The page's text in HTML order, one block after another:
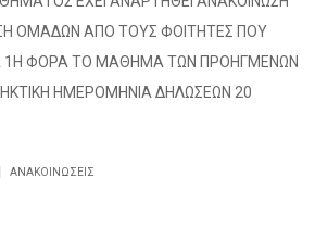
ΟΜΑΔΩΝ ΑΠΟ ΤΟΥΣ ΦΟΙΤΗΤΕΣ ΠΟΥ
1Η ΦΟΡΑ ΤΟ ΜΑΘΗΜΑ ΤΩΝ ΠΡΟΗΓΜΕΝΩΝ
ΗΜΕΡΟΜΗΝΙΑ ΔΗΛΩΣΕΩΝ 20
ΑΝΑΚΟΙΝΏΣΕΙΣ